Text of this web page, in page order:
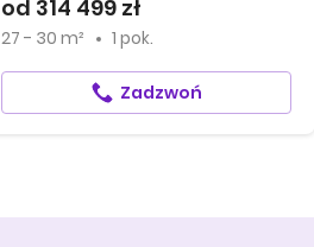
od 314 499 zł
27 - 30 m² 1 pok.
Zadzwoń